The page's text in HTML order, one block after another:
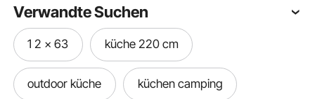
Verwandte Suchen
1 2 x 63 küche 220 cm
outdoor küche küchen camping